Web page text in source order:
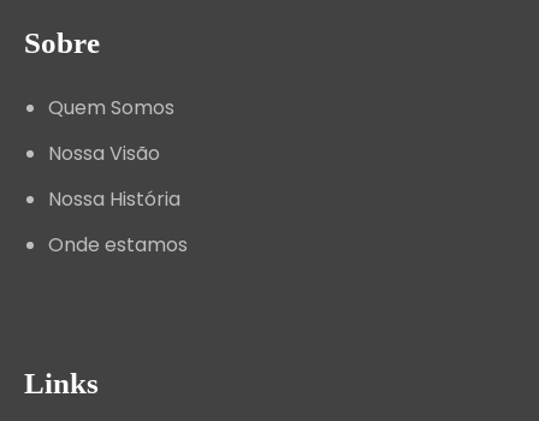
Sobre
Quem Somos
Nossa Visão
Nossa História
Onde estamos
Links